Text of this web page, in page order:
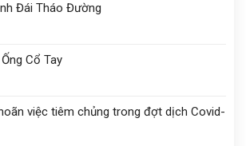
Đái Tháo Đường
Cổ Tay
việc tiêm chủng trong đợt dịch Covid-